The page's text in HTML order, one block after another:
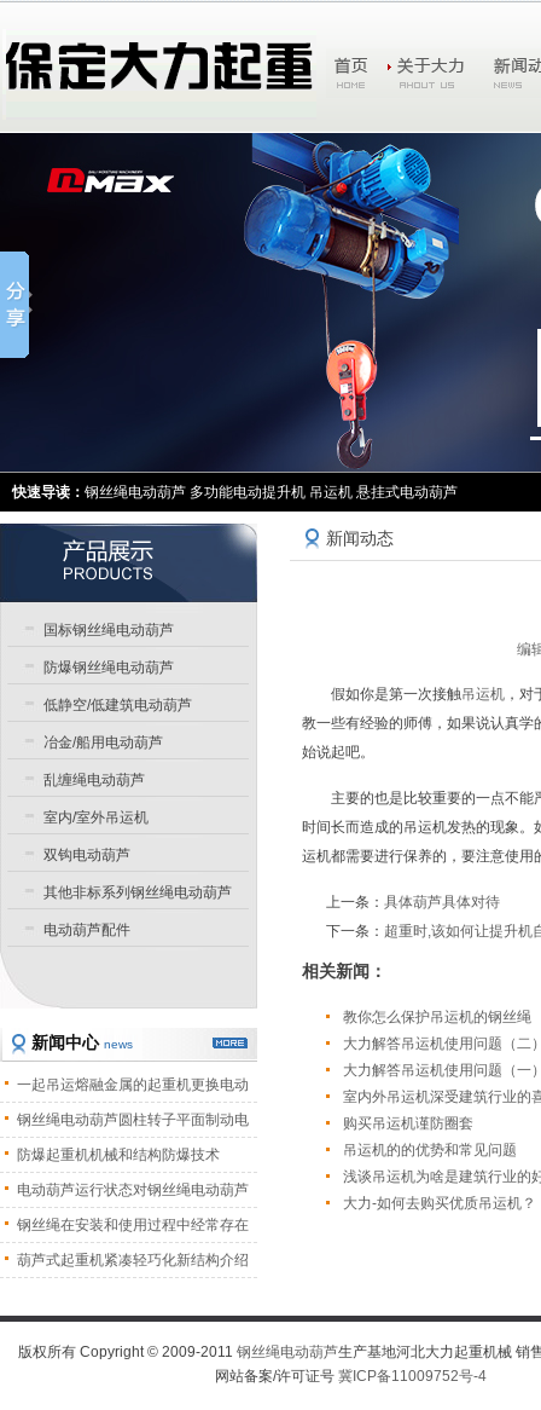
快速导读： 钢丝绳电动葫芦 多功能电动提升机 吊运机 悬挂式电动葫芦
新闻动态
编
假如你是第一次接触吊运机 ，
教一些有经验的师傅，如果说认真
始说起吧。
主要的也是比较重要的一点不
时间长而造成的吊运机发热的现象
运机都需要进行保养的，要注意使
上一条： 具体葫芦具体对待
下一条： 超重时,该如何让提升机
相关新闻：
教你怎么保护吊运机的钢丝绳
大力解答吊运机使用问题（二
大力解答吊运机使用问题（一
室内外吊运机深受建筑行业的
购买吊运机谨防圈套
吊运机的的优势和常见问题
浅谈吊运机为啥是建筑行业的
大力-如何去购买优质吊运机？
国标钢丝绳电动葫芦
防爆钢丝绳电动葫芦
低静空/低建筑电动葫芦
冶金/船用电动葫芦
乱缠绳电动葫芦
室内/室外吊运机
双钩电动葫芦
其他非标系列钢丝绳电动葫芦
电动葫芦配件
新闻中心 news
一起吊运熔融金属的起重机更换电动
葫 钢丝绳电动葫芦圆柱转子平面制动电
机
防爆起重机机械和结构防爆技术
电动葫芦运行状态对钢丝绳电动葫芦
振 钢丝绳在安装和使用过程中经常存在
的 葫芦式起重机紧凑轻巧化新结构介绍
版权所有 Copyright © 2009-2011 钢丝绳电动葫芦生产基地河北大力起重机械 销
网站备案/许可证号 冀ICP备11009752号-4